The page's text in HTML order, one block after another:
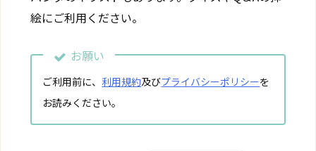
絵にご利用ください。
お願い
ご利用前に、 利用規約及びプライバシーポリシーを
お読みください。